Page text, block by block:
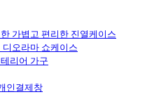
가볍고 편리한 진열케이스
오라마 쇼케이스
리어 가구
인결제창